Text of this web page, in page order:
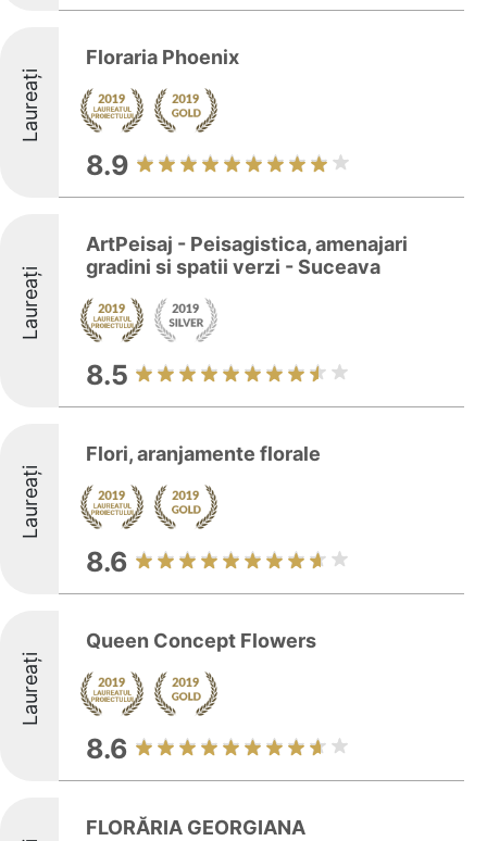
Laureați
Floraria Phoenix
8.9
Laureați
ArtPeisaj - Peisagistica, amenajari
gradini si spatii verzi - Suceava
8.5
Laureați
Flori, aranjamente florale
8.6
Laureați
Queen Concept Flowers
8.6
FLORĂRIA GEORGIANA